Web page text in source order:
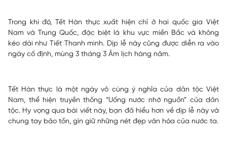
Trong khi đó, Tết Hàn thực xuất hiện chỉ ở hai quốc gia Việt
Nam và Trung Quốc, đặc biệt là khu vực miền Bắc và không
kéo dài như Tiết Thanh minh. Dịp lễ này cũng được diễn ra vào
ngày cố định, mùng 3 tháng 3 Âm lịch hàng năm.
Tết Hàn thực là một ngày vô cùng ý nghĩa của dân tộc Việt
Nam, thể hiện truyền thống “Uống nước nhớ nguồn” của dân
tộc. Hy vọng qua bài viết này, bạn đã hiểu hơn về dịp lễ này và
chung tay bảo tồn, gìn giữ những nét đẹp văn hóa của nước ta.